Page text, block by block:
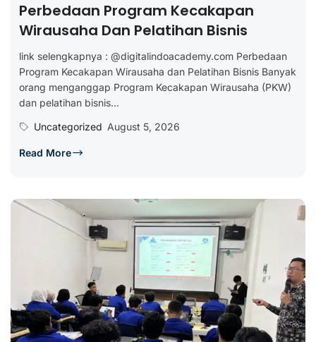
Perbedaan Program Kecakapan
Wirausaha Dan Pelatihan Bisnis
link selengkapnya : @digitalindoacademy.com Perbedaan
Program Kecakapan Wirausaha dan Pelatihan Bisnis Banyak
orang menganggap Program Kecakapan Wirausaha (PKW)
dan pelatihan bisnis...
Uncategorized August 5, 2026
Read More